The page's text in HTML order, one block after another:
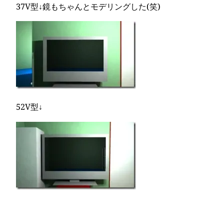
37V型↓鏡もちゃんとモデリングした(笑)
52V型↓